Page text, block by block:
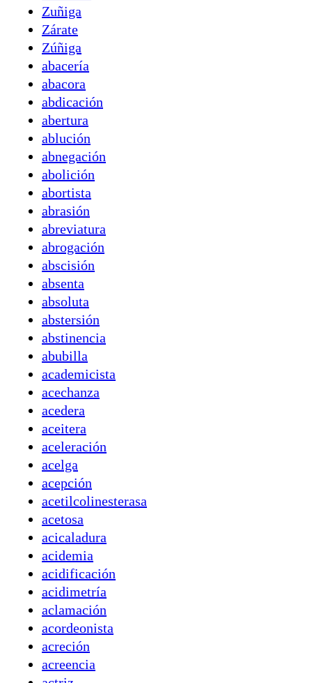
Zuñiga
Zárate
Zúñiga
abacería
abacora
abdicación
abertura
ablución
abnegación
abolición
abortista
abrasión
abreviatura
abrogación
abscisión
absenta
absoluta
abstersión
abstinencia
abubilla
academicista
acechanza
acedera
aceitera
aceleración
acelga
acepción
acetilcolinesterasa
acetosa
acicaladura
acidemia
acidificación
acidimetría
aclamación
acordeonista
acreción
acreencia